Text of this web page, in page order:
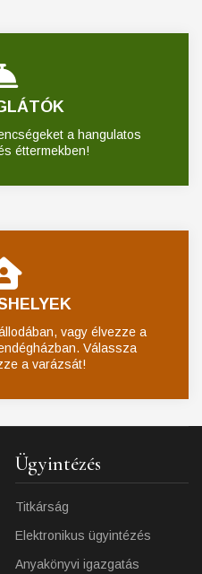
a hangulatos
éttermekben!
vagy élvezze a
Válassza
a varázsát!
Ügyintézés
Titkárság
Elektronikus ügyintézés
Anyakönyvi igazgatás